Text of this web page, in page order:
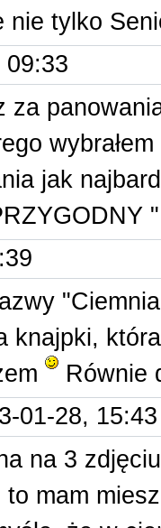
nie tylko
09:33
jak
knajpki,
Równie
01-28, 15:43
na 3
to mam